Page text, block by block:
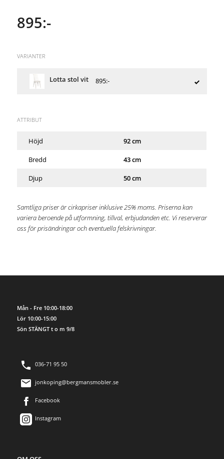
895:-
VARIANTER
Lotta stol vit 895:-
ATTRIBUT
Höjd 92 cm
Bredd 43 cm
Djup 50 cm
Samtliga priser är cirkapriser inklusive 25% moms. Priserna kan
variera beroende på utformning, tillval, erbjudanden etc. Vi reserverar
oss för prisändringar och eventuella felskrivningar.
Mån - Fre 10:00-18:00
Lör 10:00-15:00
Sön STÄNGT t o m 9/8
036-71 95 50
jonkoping@bergmansmobler.se
Facebook
Instagram